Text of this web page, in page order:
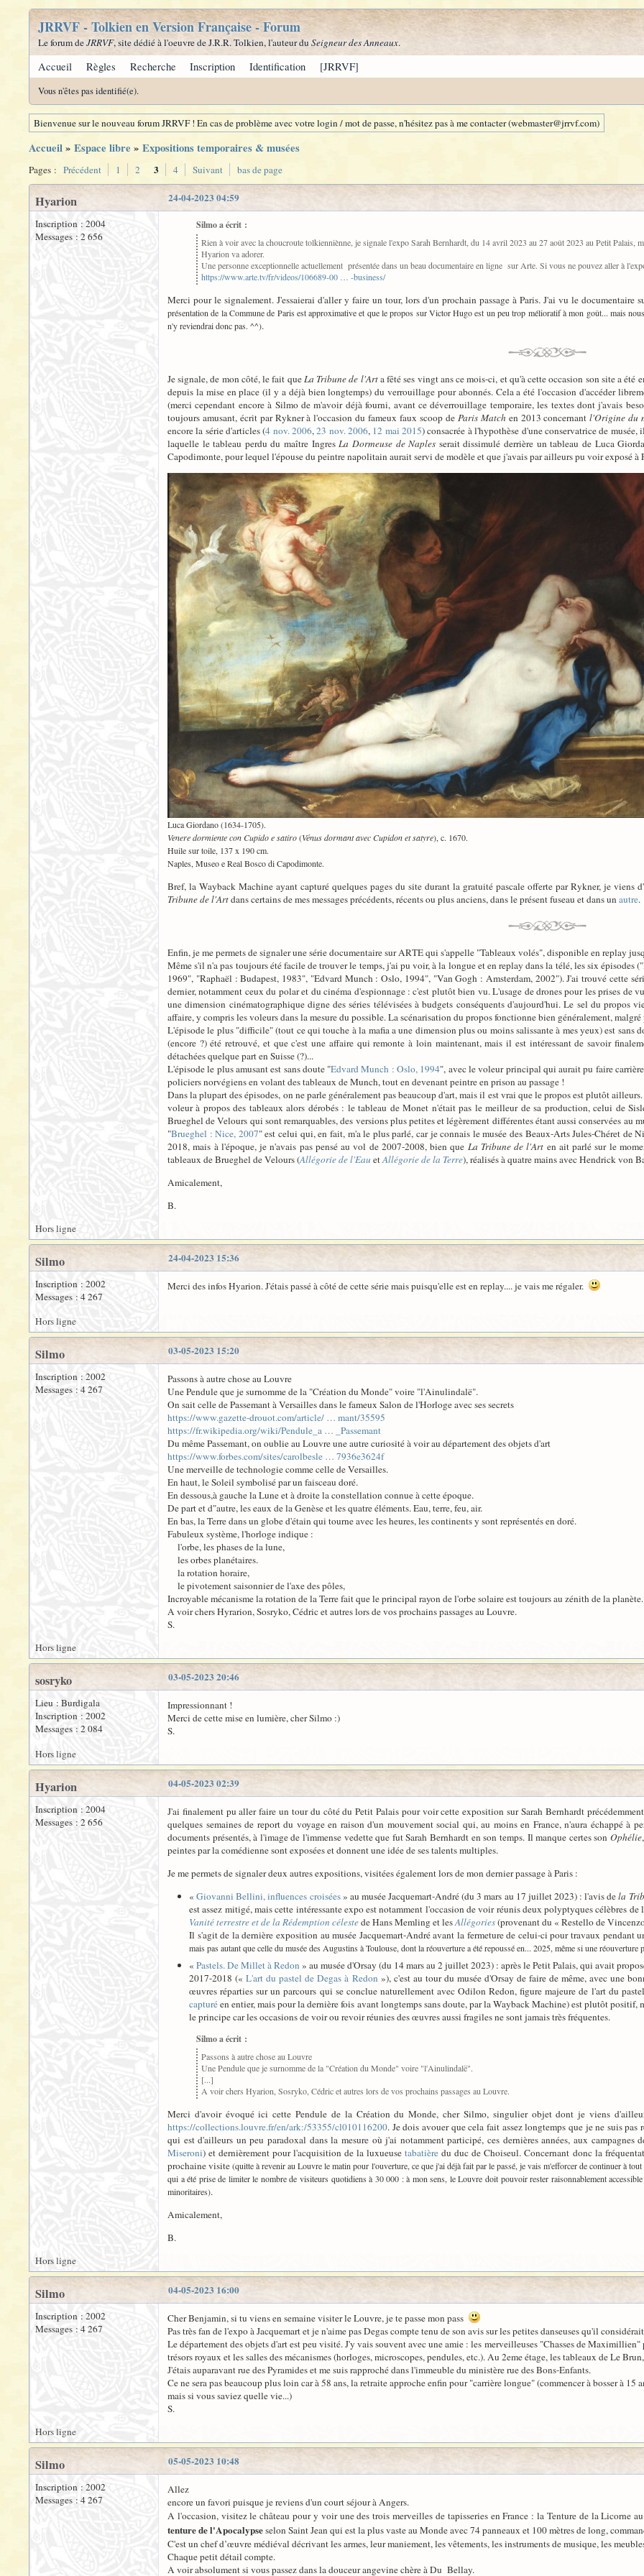
JRRVF - Tolkien en Version Française - Forum
Le forum deJRRVF, site dédié à l'oeuvre de J.R.R. Tolkien, l'auteur du Seigneur des Anneaux.
Accueil Règles Recherche Inscription Identification [JRRVF]
Vous n'êtes pas identifié(e).
Bienvenue sur le nouveau forum JRRVF ! En cas de problème avec votre login / mot de passe, n'hésitez pas à me contacter (webmaster@jrrvf.com)
Accueil» Espace libre » Expositions temporaires & musées
Pages : Précédent 1 2 3 4 Suivant bas de page
24-04-2023 04:59
Hyarion
Inscription : 2004
Messages : 2 656
Silmo a écrit :
Rien à voir avec la choucroute tolkienniènne, je signale l'expo Sarah Bernhardt, du 14 avril 2023 au 27 août 2023 au Petit Palais,
Hyarion va adorer.
Une personne exceptionnelle actuellement présentée dans un beau documentaire en ligne sur Arte. Si vous ne pouvez aller à
https://www.arte.tv/fr/videos/106689-00 … -business/
Merci pour le signalement. J'essaierai d'aller y faire un tour, lors d'un prochain passage à Paris. J'ai vu le
présentation de la Commune de Paris est approximative et que le propos sur Victor Hugo est un peu trop mélioratif à mon goût... mais
n'y reviendrai donc pas. ^^).
Je signale, de mon côté, le fait queLa Tribune de l'Arta fêté ses vingt ans ce mois-ci, et qu'à cette occasion son site a été
depuis la mise en place (il y a déjà bien longtemps) du verrouillage pour abonnés. Cela a été l'occasion d'accéder
(merci cependant encore à Silmo de m'avoir déjà fourni, avant ce déverrouillage temporaire, les textes dont j'avais
toujours amusant, écrit par Rykner à l'occasion du fameux faux scoop de Paris Match en 2013 concernantl'Origine du
encore la série d'articles (4 nov. 2006,23 nov. 2006, 12 mai 2015) consacrée à l'hypothèse d'une conservatrice de
laquelle le tableau perdu du maître IngresLa Dormeuse de Naples serait dissimulé derrière un tableau de Luca
Capodimonte, pour lequel l'épouse du peintre napolitain aurait servi de modèle et que j'avais par ailleurs pu voir exposé à
Luca Giordano (1634-1705).
Venere dormiente con Cupido e satiro(Vénus dormant avec Cupidon et satyre), c. 1670.
Huile sur toile, 137 x 190 cm.
Naples, Museo e Real Bosco di Capodimonte.
Bref, la Wayback Machine ayant capturé quelques pages du site durant la gratuité pascale offerte par Rykner, je
Tribune de l'Artdans certains de mes messages précédents, récents ou plus anciens, dans le présent fuseau et dans unautre.
Enfin, je me permets de signaler une série documentaire sur ARTE qui s'appelle "Tableaux volés", disponible en replay
Même s'il n'a pas toujours été facile de trouver le temps, j'ai pu voir, à la longue et en replay dans la télé, les six
1969", "Raphaël : Budapest, 1983", "Edvard Munch : Oslo, 1994", "Van Gogh : Amsterdam, 2002"). J'ai trouvé cette
dernier, notamment ceux du polar et du cinéma d'espionnage : c'est plutôt bien vu. L'usage de drones pour les prises de
une dimension cinématographique digne des séries télévisées à budgets conséquents d'aujourd'hui. Le sel du
affaire, y compris les voleurs dans la mesure du possible. La scénarisation du propos fonctionne bien généralement,
L'épisode le plus "difficile" (tout ce qui touche à la mafia a une dimension plus ou moins salissante à mes yeux) est sans
(encore ?) été retrouvé, et que c'est une affaire qui remonte à loin maintenant, mais il est intéressant de savoir
détachées quelque part en Suisse (?)...
L'épisode le plus amusant est sans doute "Edvard Munch : Oslo, 1994", avec le voleur principal qui aurait pu faire
policiers norvégiens en volant des tableaux de Munch, tout en devenant peintre en prison au passage !
Dans la plupart des épisodes, on ne parle généralement pas beaucoup d'art, mais il est vrai que le propos est plutôt
voleur à propos des tableaux alors dérobés : le tableau de Monet n'était pas le meilleur de sa production, celui de
Brueghel de Velours qui sont remarquables, des versions plus petites et légèrement différentes étant aussi conservées au
"Brueghel : Nice, 2007" est celui qui, en fait, m'a le plus parlé, car je connais le musée des Beaux-Arts Jules-Chéret
2018, mais à l'époque, je n'avais pas pensé au vol de 2007-2008, bien que La Tribune de l'Art en ait parlé sur le
tableaux de Brueghel de Velours (Allégorie de l'Eau etAllégorie de la Terre), réalisés à quatre mains avec Hendrick von
Amicalement,
B.
Hors ligne
24-04-2023 15:36
Silmo
Inscription : 2002
Messages : 4 267
Merci des infos Hyarion. J'étais passé à côté de cette série mais puisqu'elle est en replay.... je vais me régaler.
Hors ligne
03-05-2023 15:20
Silmo
Inscription : 2002
Messages : 4 267
Passons à autre chose au Louvre
Une Pendule que je surnomme de la "Création du Monde" voire "l'Ainulindalë".
On sait celle de Passemant à Versailles dans le fameux Salon de l'Horloge avec ses secrets
https://www.gazette-drouot.com/article/ … mant/35595
https://fr.wikipedia.org/wiki/Pendule_a … _Passemant
Du même Passemant, on oublie au Louvre une autre curiosité à voir au département des objets d'art
https://www.forbes.com/sites/carolbesle … 7936e3624f
Une merveille de technologie comme celle de Versailles.
En haut, le Soleil symbolisé par un faisceau doré.
En dessous,à gauche la Lune et à droite la constellation connue à cette époque.
De part et d"autre, les eaux de la Genèse et les quatre éléments. Eau, terre, feu, air.
En bas, la Terre dans un globe d'étain qui tourne avec les heures, les continents y sont représentés en doré.
Fabuleux système, l'horloge indique :
l'orbe, les phases de la lune,
les orbes planétaires.
la rotation horaire,
le pivotement saisonnier de l'axe des pôles,
Incroyable mécanisme la rotation de la Terre fait que le principal rayon de l'orbe solaire est toujours au zénith de la planète.
A voir chers Hyrarion, Sosryko, Cédric et autres lors de vos prochains passages au Louvre.
S.
Hors ligne
03-05-2023 20:46
sosryko
Lieu : Burdigala
Inscription : 2002
Messages : 2 084
Impressionnant !
Merci de cette mise en lumière, cher Silmo :)
S.
Hors ligne
04-05-2023 02:39
Hyarion
Inscription : 2004
Messages : 2 656
J'ai finalement pu aller faire un tour du côté du Petit Palais pour voir cette exposition sur Sarah Bernhardt
quelques semaines de report du voyage en raison d'un mouvement social qui, au moins en France, n'aura échappé à
documents présentés, à l'image de l'immense vedette que fut Sarah Bernhardt en son temps. Il manque certes son Ophélie
peintes par la comédienne sont exposées et donnent une idée de ses talents multiples.
Je me permets de signaler deux autres expositions, visitées également lors de mon dernier passage à Paris :
«Giovanni Bellini, influences croisées» au musée Jacquemart-André (du 3 mars au 17 juillet 2023) : l'avis dela
est assez mitigé, mais cette intéressante expo est notamment l'occasion de voir réunis deux polyptyques célèbres
Vanité terrestre et de la Rédemption célestede Hans Memling et lesAllégories(provenant du « Restello de
Il s'agit de la dernière exposition au musée Jacquemart-André avant la fermeture de celui-ci pour travaux pendant
mais pas autant que celle du musée des Augustins à Toulouse, dont la réouverture a été repoussé en... 2025, même si une
« Pastels. De Millet à Redon » au musée d'Orsay (du 14 mars au 2 juillet 2023) : après le Petit Palais, qui avait
2017-2018 («L'art du pastel de Degas à Redon »), c'est au tour du musée d'Orsay de faire de même, avec une
œuvres réparties sur un parcours qui se conclue naturellement avec Odilon Redon, figure majeure de l'art du
capturéen entier, mais pour la dernière fois avant longtemps sans doute, par la Wayback Machine) est plutôt
le principe car les occasions de voir ou revoir réunies des œuvres aussi fragiles ne sont jamais très fréquentes.
Silmo a écrit :
Passons à autre chose au Louvre
Une Pendule que je surnomme de la "Création du Monde" voire "l'Ainulindalë".
[...]
A voir chers Hyarion, Sosryko, Cédric et autres lors de vos prochains passages au Louvre.
Merci d'avoir évoqué ici cette Pendule de la Création du Monde, cher Silmo, singulier objet dont je viens
https://collections.louvre.fr/en/ark:/53355/cl010116200. Je dois avouer que cela fait assez longtemps que je ne suis
qui est d'ailleurs un peu paradoxal dans la mesure où j'ai notamment participé, ces dernières années, aux
Miseroni) et dernièrement pour l'acquisition de la luxueusetabatière du duc de Choiseul. Concernant donc la
prochaine visite(quitte à revenir au Louvre le matin pour l'ouverture, ce que j'ai déjà fait par le passé, je vais m'efforcer de continuer à
qui a été prise de limiter le nombre de visiteurs quotidiens à 30 000 : à mon sens, le Louvre doit pouvoir rester raisonnablement
minoritaires).
Amicalement,
B.
Hors ligne
04-05-2023 16:00
Silmo
Inscription : 2002
Messages : 4 267
Cher Benjamin, si tu viens en semaine visiter le Louvre, je te passe mon pass
Pas très fan de l'expo à Jacquemart et je n'aime pas Degas compte tenu de son avis sur les petites danseuses qu'il
Le département des objets d'art est peu visité. J'y vais souvent avec une amie : les merveilleuses "Chasses de
trésors royaux et les salles des mécanismes (horloges, microscopes, pendules, etc.). Au 2eme étage, les tableaux de Le
J'étais auparavant rue des Pyramides et me suis rapproché dans l'immeuble du ministère rue des Bons-Enfants.
Ce ne sera pas beaucoup plus loin car à 58 ans, la retraite approche enfin pour "carrière longue" (commencer à bosser à 15
mais si vous saviez quelle vie...)
S.
Hors ligne
05-05-2023 10:48
Silmo
Inscription : 2002
Messages : 4 267
Allez
encore un favori puisque je reviens d'un court séjour à Angers.
A l'occasion, visitez le château pour y voir une des trois merveilles de tapisseries en France : la Tenture de la Licorne
tenture de l'Apocalypseselon Saint Jean qui est la plus vaste au Monde avec 74 panneaux et 100 mètres de long,
C'est un chef d’œuvre médiéval décrivant les armes, leur maniement, les vêtements, les instruments de musique, les
Chaque petit détail compte.
A voir absolument si vous passez dans la douceur angevine chère à Du Bellay.